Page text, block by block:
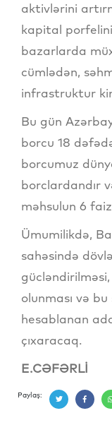
aktivlərini
kapital
bazarlarda
cümlədən,
infrastruktur
Bu gün
borcu 18
borcumuz
borclardandır
məhsulun 6
Ümumilikdə,
sahəsində
olunması və
hesablanan
çıxaracaq.
E.CƏFƏRLİ
Paylaş: